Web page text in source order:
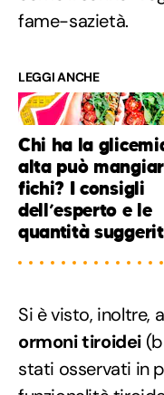
fame-sazietà.
LEGGI ANCHE
Chi ha la
alta può
fichi? I consigli
dell’esperto e le
quantità
Si è visto, inoltre,
ormoni tiroidei
stati osservati in